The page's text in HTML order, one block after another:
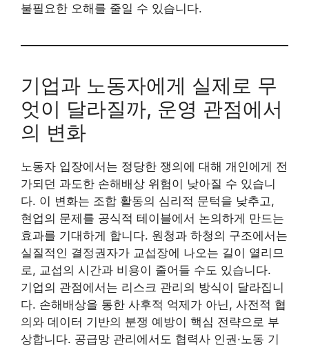
불필요한 오해를 줄일 수 있습니다.
기업과 노동자에게 실제로 무
엇이 달라질까, 운영 관점에서
의 변화
노동자 입장에서는 정당한 쟁의에 대해 개인에게 전
가되던 과도한 손해배상 위험이 낮아질 수 있습니
다. 이 변화는 조합 활동의 심리적 문턱을 낮추고,
현업의 문제를 공식적 테이블에서 논의하게 만드는
효과를 기대하게 합니다. 원청과 하청의 구조에서는
실질적인 결정권자가 교섭장에 나오는 길이 열리므
로, 교섭의 시간과 비용이 줄어들 수도 있습니다.
기업의 관점에서는 리스크 관리의 방식이 달라집니
다. 손해배상을 통한 사후적 억제가 아닌, 사전적 협
의와 데이터 기반의 분쟁 예방이 핵심 전략으로 부
상합니다. 공급망 관리에서도 협력사 인권·노동 기